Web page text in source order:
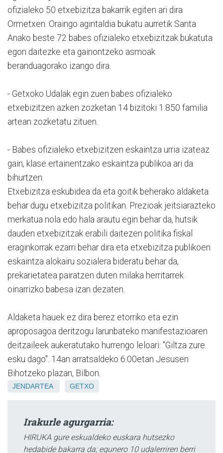
ofizialeko 50 etxebizitza bakarrik egiten ari dira
Ormetxen. Oraingo agintaldia bukatu aurretik Santa
Anako beste 72 babes ofizialeko etxebizitzak bukatuta
egon daitezke eta gainontzeko asmoak
beranduagorako izango dira.
- Getxoko Udalak egin zuen babes ofizialeko
etxebizitzen azken zozketan 14 bizitoki 1.850 familia
artean zozketatu zituen.
- Babes ofizialeko etxebizitzen eskaintza urria izateaz
gain, klase ertainentzako eskaintza publikoa ari da
bihurtzen.
Etxebizitza eskubidea da eta goitik beherako aldaketa
behar dugu etxebizitza politikan. Prezioak jeitsiarazteko
merkatua nola edo hala arautu egin behar da, hutsik
dauden etxebizitzak erabili daitezen politika fiskal
eraginkorrak ezarri behar dira eta etxebizitza publikoen
eskaintza alokairu sozialera bideratu behar da,
prekarietatea pairatzen duten milaka herritarrek
oinarrizko babesa izan dezaten.
Aldaketa hauek ez dira berez etorriko eta ezin
aproposagoa deritzogu larunbateko manifestazioaren
deitzaileek aukeratutako hurrengo leloari: "Giltza zure
esku dago". 14an arratsaldeko 6:00etan Jesusen
Bihotzeko plazan, Bilbon.
JENDARTEA GETXO
Irakurle agurgarria:
HIRUKA gure eskualdeko euskara hutsezko
hedabide bakarra da; egunero 10 udalerriren berri